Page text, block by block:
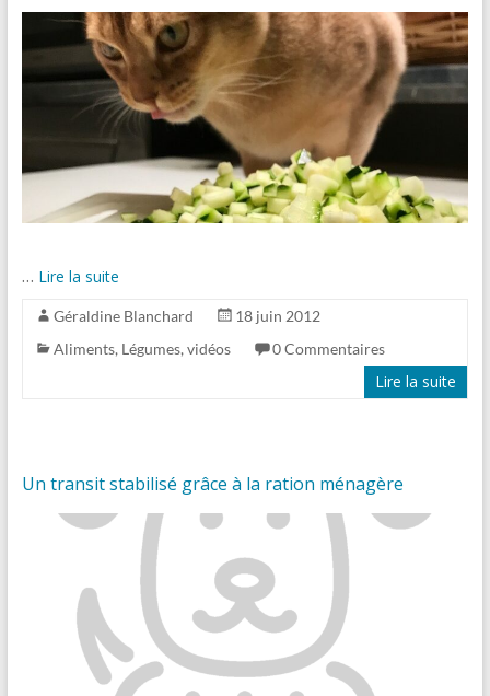
… Lire la suite
Géraldine Blanchard
18 juin 2012
Aliments, Légumes, vidéos 0 Commentaires
Lire la suite
Un transit stabilisé grâce à la ration ménagère